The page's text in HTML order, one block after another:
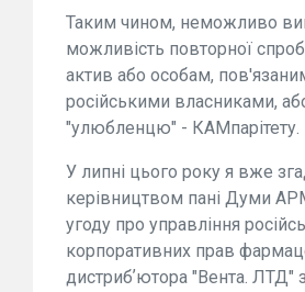
Таким чином, неможливо
можливість повторної
актив або особам,
російськими власниками,
"улюбленцю" - КАМпарітету.
У липні цього року я вже
керівництвом пані Думи
угоду про управління
корпоративних прав
дистрибʼютора "Вента. ЛТД"